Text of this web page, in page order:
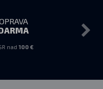
nad 100 €